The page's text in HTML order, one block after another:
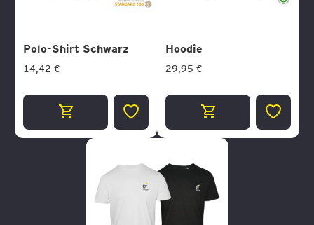
Polo-Shirt Schwarz
14,42 €
ZUR
HINZUFÜGEN
Hoodie
29,95 €
ZUR